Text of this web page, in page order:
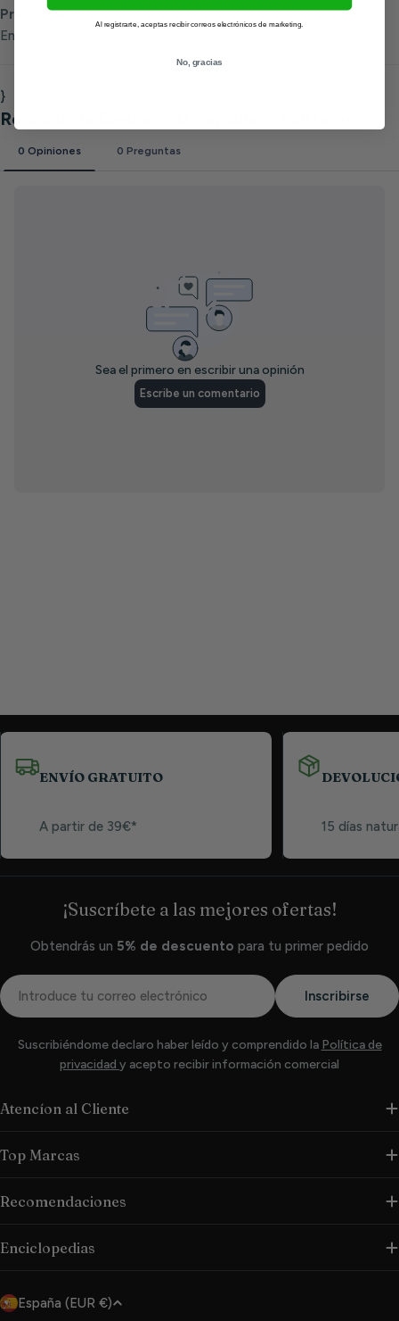
Presentación:
Envase de 30 Capsulas.
}
ENVÍO GRATUITO
A partir de 39€* 15 días
¡Suscríbete a las mejores ofertas!
Obtendrás un 5% de descuento para tu primer pedido
Correo
electrónico
Inscribirse
Suscribiéndome declaro haber leído y comprendido la Política de
privacidad y acepto recibir información comercial
Atencíon al Cliente
Top Marcas
Recomendaciones
Enciclopedias
P
España (EUR €)
Al registrarte, aceptas recibir correos electrónicos de marketing.
No, gracias